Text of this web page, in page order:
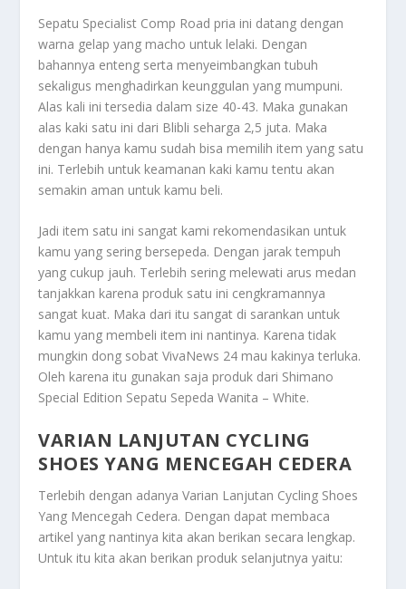
Sepatu Specialist Comp Road pria ini datang dengan
warna gelap yang macho untuk lelaki. Dengan
bahannya enteng serta menyeimbangkan tubuh
sekaligus menghadirkan keunggulan yang mumpuni.
Alas kali ini tersedia dalam size 40-43. Maka gunakan
alas kaki satu ini dari Blibli seharga 2,5 juta. Maka
dengan hanya kamu sudah bisa memilih item yang satu
ini. Terlebih untuk keamanan kaki kamu tentu akan
semakin aman untuk kamu beli.
Jadi item satu ini sangat kami rekomendasikan untuk
kamu yang sering bersepeda. Dengan jarak tempuh
yang cukup jauh. Terlebih sering melewati arus medan
tanjakkan karena produk satu ini cengkramannya
sangat kuat. Maka dari itu sangat di sarankan untuk
kamu yang membeli item ini nantinya. Karena tidak
mungkin dong sobat VivaNews 24 mau kakinya terluka.
Oleh karena itu gunakan saja produk dari Shimano
Special Edition Sepatu Sepeda Wanita – White.
VARIAN LANJUTAN CYCLING
SHOES YANG MENCEGAH CEDERA
Terlebih dengan adanyaVarian Lanjutan Cycling Shoes
Yang Mencegah Cedera. Dengan dapat membaca
artikel yang nantinya kita akan berikan secara lengkap.
Untuk itu kita akan berikan produk selanjutnya yaitu: